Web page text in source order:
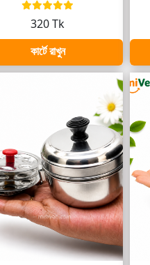
320 Tk
কার্টে রাখুন